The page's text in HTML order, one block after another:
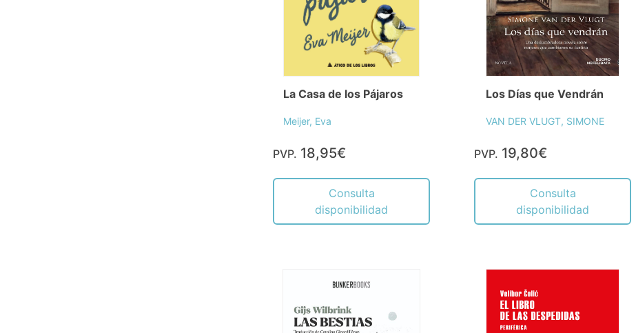
La Casa de los Pájaros
Meijer, Eva
PVP. 18,95€
Consulta
disponibilidad
Los Días que Vendrán
VAN DER VLUGT, SIMONE
PVP. 19,80€
Consulta
disponibilidad